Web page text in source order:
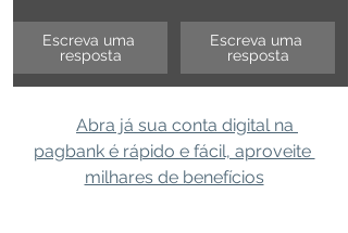
Escreva uma
resposta
Escreva uma
resposta
Abra já sua conta digital na
pagbank é rápido e fácil, aproveite
milhares de benefícios